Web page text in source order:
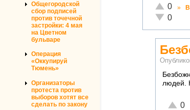
Общегородской
сбор подписей
против точечной
застройки: 4 мая
на Цветном
бульваре
Операция
«Оккупируй
Тюмень»
Организаторы
протеста против
выборов хотят все
сделать по закону
Отлично!
0
0
»
людей.
0